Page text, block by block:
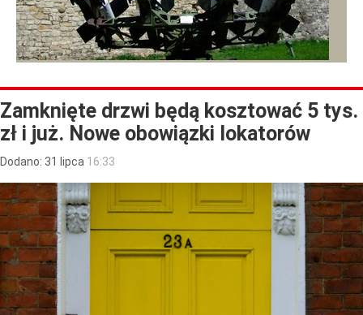
Zamknięte drzwi będą kosztować 5 tys.
zł i już. Nowe obowiązki lokatorów
Dodano: 31 lipca 16:33